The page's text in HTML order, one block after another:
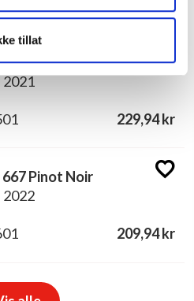
tillat
Noble Vines 337 Cabernet Sauvignon
2021
229,94 kr
Pinot Noir
2022
209,94 kr